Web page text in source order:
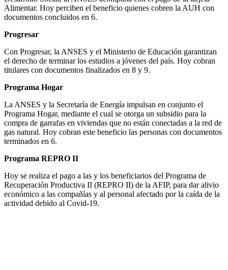
Alimentar. Hoy perciben el beneficio quienes cobren la AUH con
documentos concluidos en 6.
Progresar
Con Progresar, la ANSES y el Ministerio de Educación garantizan
el derecho de terminar los estudios a jóvenes del país. Hoy cobran
titulares con documentos finalizados en 8 y 9.
Programa Hogar
La ANSES y la Secretaría de Energía impulsan en conjunto el
Programa Hogar, mediante el cual se otorga un subsidio para la
compra de garrafas en viviendas que no están conectadas a la red de
gas natural. Hoy cobran este beneficio las personas con documentos
terminados en 6.
Programa REPRO II
Hoy se realiza el pago a las y los beneficiarios del Programa de
Recuperación Productiva II (REPRO II) de la AFIP, para dar alivio
económico a las compañías y al personal afectado por la caída de la
actividad debido al Covid-19.